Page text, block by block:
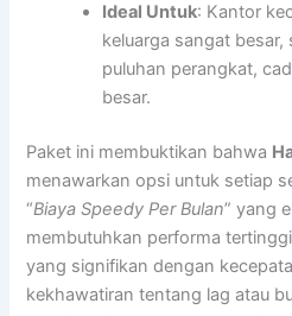
Ideal Untuk: Kantor
keluarga sangat
puluhan perangkat,
besar.
Paket ini membuktikan bahwa
menawarkan opsi untuk setiap
“Biaya Speedy Per Bulan” yang
membutuhkan performa
yang signifikan dengan
kekhawatiran tentang lag atau